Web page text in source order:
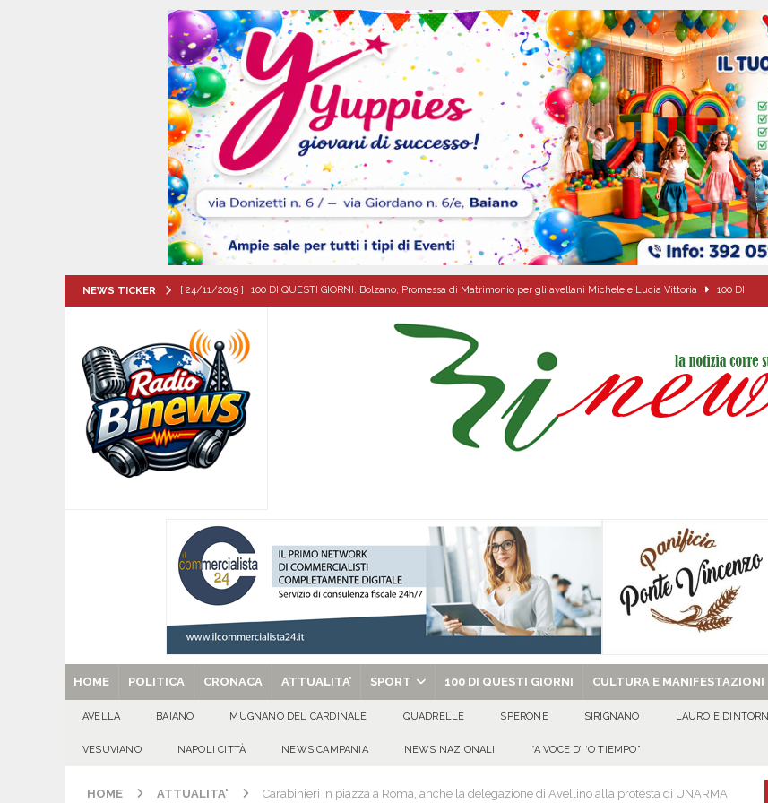
NEWS TICKER [ 24/11/2019 ] 100 DI QUESTI GIORNI. Bolzano, Promessa di Matrimonio per gli avellani Michele e Lucia Vittoria 100 DI
[ 07/08/2026 ] Lauro riaccende la storia: il Castello Lancellotti tornerà ad ardere nella notte del 30 agosto
[ 07/08/2026 ] Portici, trovati senza vita in casa un uomo e una donna: aperta un’indagine ATTUALITA'
[ 07/08/2026 ] Montoro (AV): Ruba circa 130mila di energia elettrica – i Carabinieri denunciano un 65enne EVIDENZA
[ 07/08/2026 ] Lioni, si presenta il libro “Tu sei per me lo specchio e il porto” D’Amelio: “Gettiamo un seme d’impegno futuro
per tante e tanti”
CULTURA E MANIFESTAZIONI
[ 29/08/2025 ] SANT’Oggi. Venerdì 29 agosto la chiesa celebra il Martirio di san Giovanni Battista e santa Sabina EVIDENZA
HOME POLITICA CRONACA ATTUALITA’ SPORT 100 DI QUESTI GIORNI CULTURA E MANIFESTAZIONI
AVELLA BAIANO MUGNANO DEL CARDINALE QUADRELLE SPERONE SIRIGNANO LAURO E DINTORNI
VESUVIANO NAPOLI CITTÀ NEWS CAMPANIA NEWS NAZIONALI “A VOCE D’ ‘O TIEMPO”
HOME ATTUALITA' Carabinieri in piazza a Roma, anche la delegazione di Avellino alla protesta di UNARMA